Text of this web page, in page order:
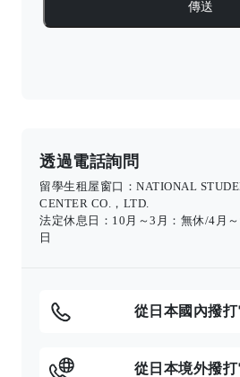
透過電話詢問
留學生租屋窗口：NATIONAL
CENTER CO.，LTD.
法定休息日：10月～3月：無休/4月
日
從日本國內撥
從日本境外撥